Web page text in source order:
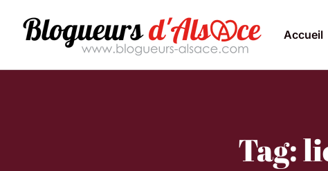
Accueil
Tag: